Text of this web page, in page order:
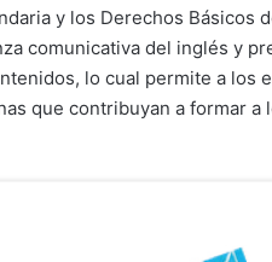
y los Derechos Básicos
comunicativa del inglés y
lo cual permite a los
que contribuyan a formar a